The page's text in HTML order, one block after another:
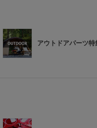
アウトドアパーツ特